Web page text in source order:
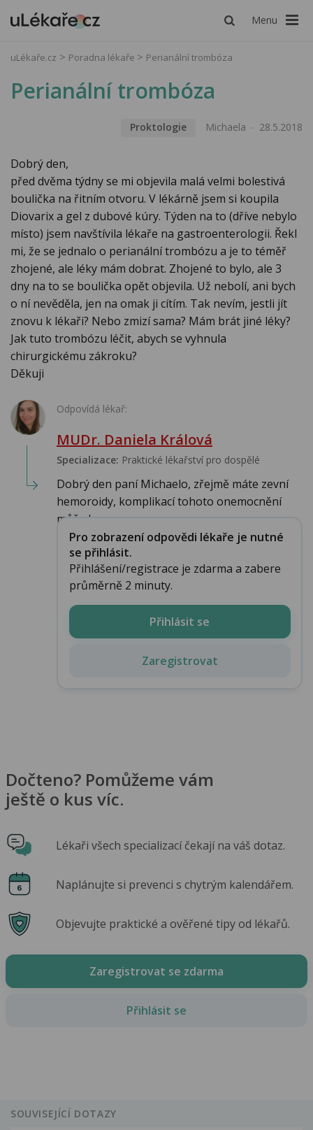
Menu
uLékaře.cz Poradna lékaře Perianální trombóza
Perianální trombóza
Proktologie Michaela 28.5.2018
Dobrý den,
před dvěma týdny se mi objevila malá velmi bolestivá
boulička na řitním otvoru. V lékárně jsem si koupila
Diovarix a gel z dubové kúry. Týden na to (dříve nebylo
místo) jsem navštívila lékaře na gastroenterologii. Řekl
mi, že se jednalo o perianální trombózu a je to téměř
zhojené, ale léky mám dobrat. Zhojené to bylo, ale 3
dny na to se boulička opět objevila. Už nebolí, ani bych
o ní nevěděla, jen na omak ji cítím. Tak nevím, jestli jít
znovu k lékaři? Nebo zmizí sama? Mám brát jiné léky?
Jak tuto trombózu léčit, abych se vyhnula
chirurgickému zákroku?
Děkuji
Odpovídá lékař:
MUDr. Daniela Králová
Specializace: Praktické lékařství pro dospělé
Dobrý den paní Michaelo, zřejmě máte zevní
hemoroidy, komplikací tohoto onemocnění
může b...
Pro zobrazení odpovědi lékaře je nutné
se přihlásit.
Přihlášení/registrace je zdarma a zabere
průměrně 2 minuty.
Přihlásit se
Zaregistrovat
Dočteno? Pomůžeme vám
ještě o kus víc.
Lékaři všech specializací čekají na váš dotaz.
Naplánujte si prevenci s chytrým kalendářem.
Objevujte praktické a ověřené tipy od lékařů.
Zaregistrovat se zdarma
Přihlásit se
SOUVISEJÍCÍ DOTAZY